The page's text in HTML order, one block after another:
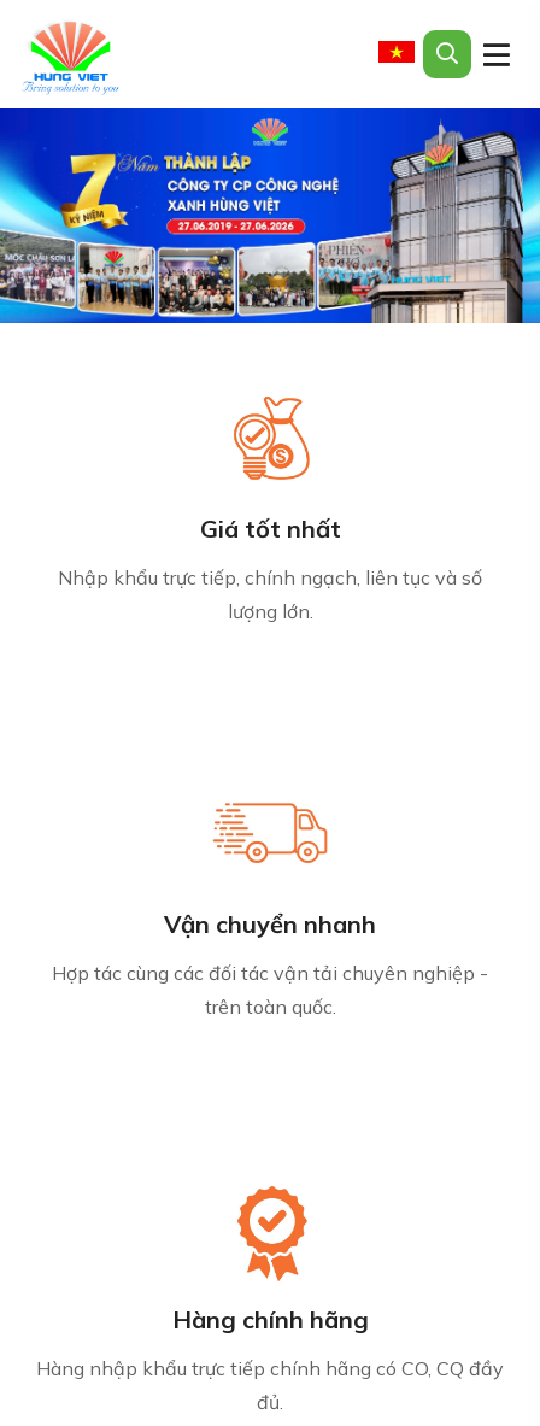
Giá tốt nhất
Nhập khẩu trực tiếp, chính ngạch, liên tục và số
lượng lớn.
Vận chuyển nhanh
Hợp tác cùng các đối tác vận tải chuyên nghiệp -
trên toàn quốc.
Hàng chính hãng
Hàng nhập khẩu trực tiếp chính hãng có CO, CQ đầy
đủ.